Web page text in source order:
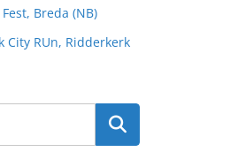
Breda (NB)
City RUn, Ridderkerk